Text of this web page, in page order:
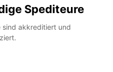
Spediteure
sind akkreditiert und